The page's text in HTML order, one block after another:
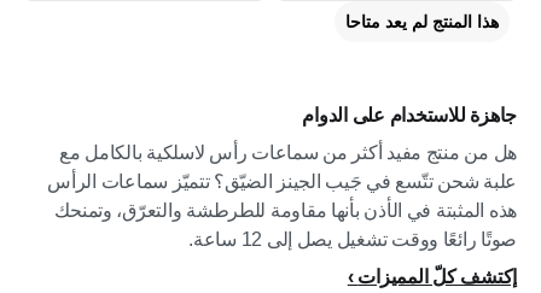
جاهزة للاستخدام على الدوام
هل من منتج مفيد أكثر من سماعات رأس لاسلكية بالكامل مع
علبة شحن تتّسع في جَيب الجينز الضيّق؟ تتميّز سماعات الرأس
هذه المثبتة في الأذن بأنها مقاومة للطرطشة والتعرّق، وتمنحك
صوتًا رائعًا ووقت تشغيل يصل إلى 12 ساعة.
إكتشف كلّ المميزات
هذا المنتج لم يعد متاحا